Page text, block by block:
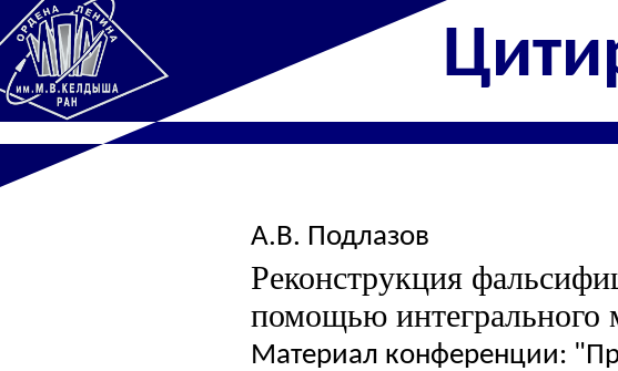
А.В. Подлазов
Реконструкция
помощью интегрального
Материал конференции: